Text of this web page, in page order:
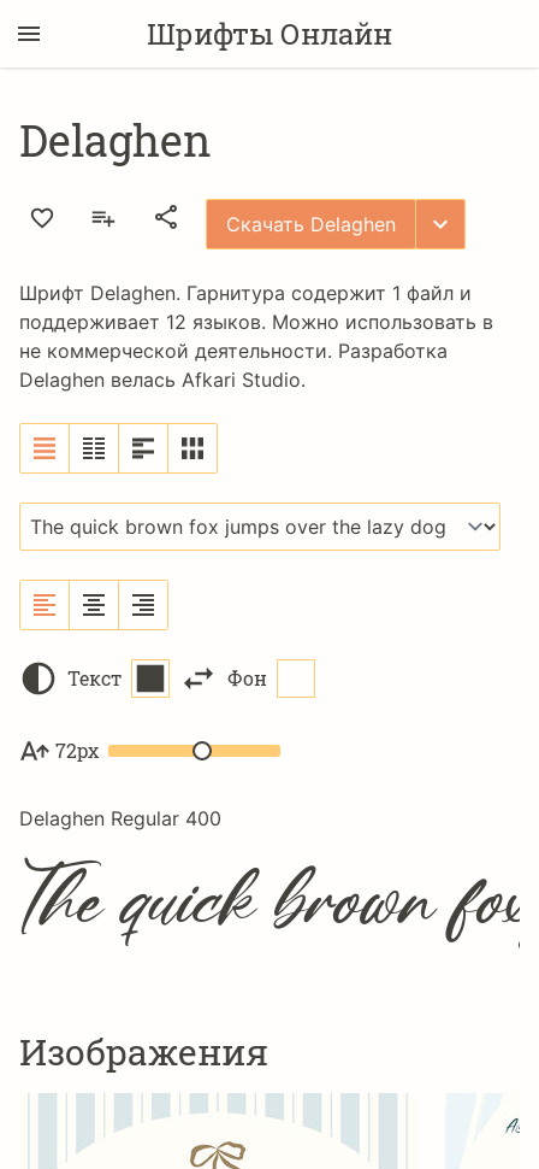
Шрифты Онлайн
Delaghen
Скачать Delaghen
Шрифт Delaghen. Гарнитура содержит 1 файл и
поддерживает 12 языков. Можно использовать в
не коммерческой деятельности. Разработка
Delaghen велась Afkari Studio.
Текст Фон
72px
Delaghen Regular 400
The quick brown
Изображения